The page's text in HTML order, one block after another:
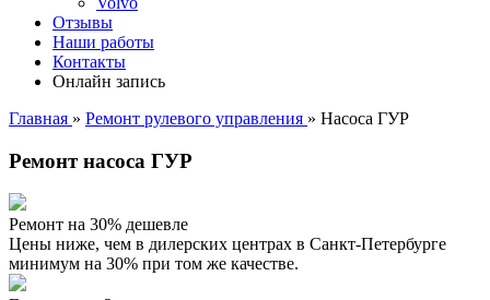
Отзывы
Наши работы
Контакты
Онлайн запись
Главная » Ремонт рулевого управления » Насоса ГУР
Ремонт насоса ГУР
Ремонт на 30% дешевле
Цены ниже, чем в дилерских центрах в Санкт-Петербурге
минимум на 30% при том же качестве.